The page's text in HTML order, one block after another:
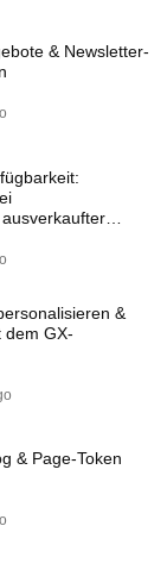
Finally
Every Day
& Newsletter-
&
dem GX-
& Page-Token